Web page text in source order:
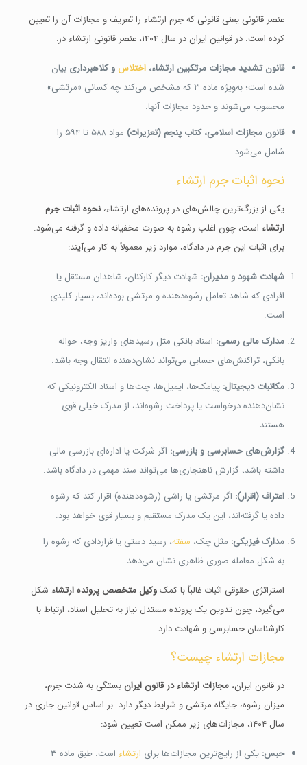
عنصر قانونی یعنی قانونی که جرم ارتشاء را تعریف و مجازات آن را تعیین
کرده است. در قوانین ایران در سال ۱۴۰۴، عنصر قانونی ارتشاء در:
قانون تشدید مجازات مرتکبین ارتشاء، اختلاس و کلاهبرداری بیان
شده است؛ به‌ویژه ماده ۳ که مشخص می‌کند چه کسانی «مرتشی»
محسوب می‌شوند و حدود مجازات آنها.
قانون مجازات اسلامی، کتاب پنجم (تعزیرات)
مواد ۵۸۸ تا ۵۹۴ را
شامل می‌شود.
نحوه اثبات جرم ارتشاء
یکی از بزرگ‌ترین چالش‌های در پرونده‌های ارتشاء، نحوه اثبات جرم
ارتشاء است، چون اغلب رشوه به صورت مخفیانه داده و گرفته می‌شود.
برای اثبات این جرم در دادگاه، موارد زیر معمولاً به کار می‌آیند:
شهادت شهود و مدیران: شهادت دیگر کارکنان، شاهدان مستقل یا
افرادی که شاهد تعامل رشوه‌دهنده و مرتشی بوده‌اند، بسیار کلیدی
است.
مدارک مالی رسمی: اسناد بانکی مثل رسیدهای واریز وجه، حواله
بانکی، تراکنش‌های حسابی می‌تواند نشان‌دهنده انتقال وجه باشد.
مکاتبات دیجیتال: پیامک‌ها، ایمیل‌ها، چت‌ها و اسناد الکترونیکی که
نشان‌دهنده درخواست یا پرداخت رشوه‌اند، از مدرک خیلی قوی
هستند.
گزارش‌های حسابرسی و بازرسی: اگر شرکت یا اداره‌ای بازرسی مالی
داشته باشد، گزارش ناهنجاری‌ها می‌تواند سند مهمی در دادگاه باشد.
اعتراف (اقرار): اگر مرتشی یا راشی (رشوه‌دهنده) اقرار کند که رشوه
داده یا گرفته‌اند، این یک مدرک مستقیم و بسیار قوی خواهد بود.
مدارک فیزیکی: مثل چک، سفته، رسید دستی یا قراردادی که رشوه را
به شکل معامله صوری ظاهری نشان می‌دهد.
استراتژی حقوقی اثبات غالباً با کمکوکیل متخصص پرونده ارتشاء شکل
می‌گیرد، چون تدوین یک پرونده مستدل نیاز به تحلیل اسناد، ارتباط با
کارشناسان حسابرسی و شهادت دارد.
مجازات ارتشاء چیست؟
در قانون ایران، مجازات ارتشاء در قانون ایران بستگی به شدت جرم،
میزان رشوه، جایگاه مرتشی و شرایط دیگر دارد. بر اساس قوانین جاری در
سال ۱۴۰۴، مجازات‌های زیر ممکن است تعیین شود:
حبس: یکی از رایج‌ترین مجازات‌ها برای ارتشاء
است. طبق ماده ۳